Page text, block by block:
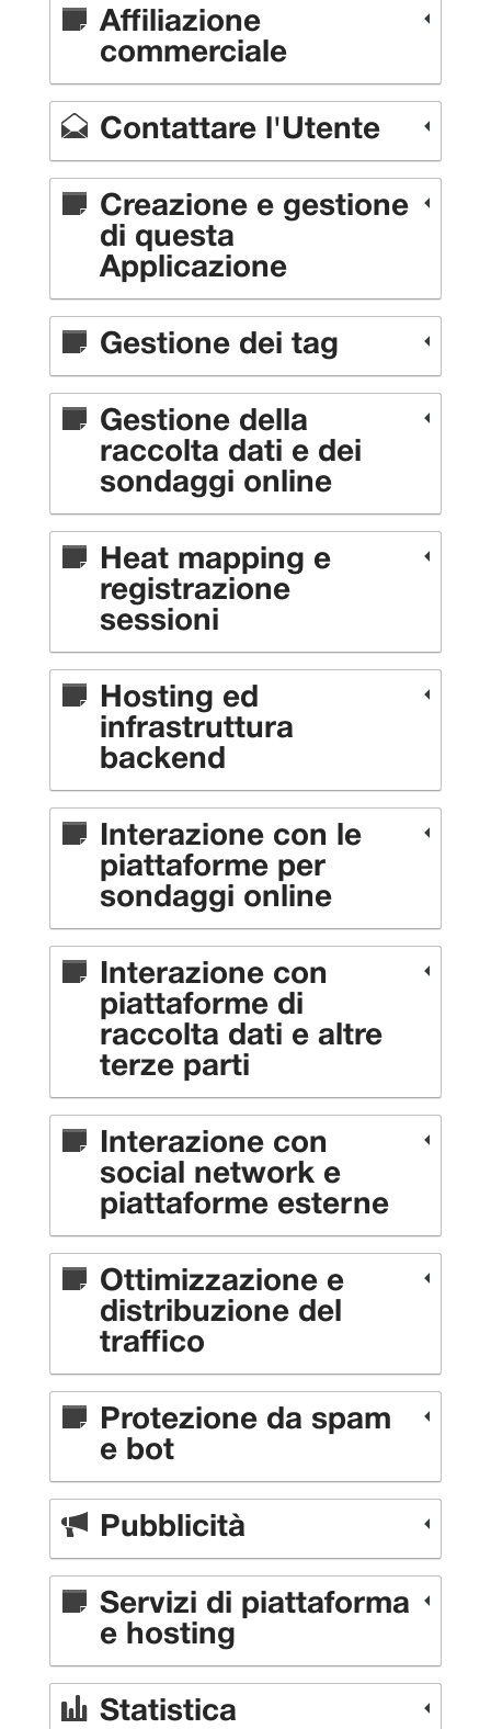
Affiliazione
commerciale
Contattare l'Utente
Creazione e gestione
di questa
Applicazione
Gestione dei tag
Gestione della
raccolta dati e dei
sondaggi online
Heat mapping e
registrazione
sessioni
Hosting ed
infrastruttura
backend
Interazione con le
piattaforme per
sondaggi online
Interazione con
piattaforme di
raccolta dati e altre
terze parti
Interazione con
social network e
piattaforme esterne
Ottimizzazione e
distribuzione del
traffico
Protezione da spam
e bot
Pubblicità
Servizi di piattaforma
e hosting
Statistica